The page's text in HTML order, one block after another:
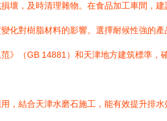
壞，及時清理雜物。在食品加工車間，
化對樹脂材料的影響。選擇耐候性強的
》（GB 14881）和天津地方建筑標準，
，結合天津水磨石施工，能有效提升排